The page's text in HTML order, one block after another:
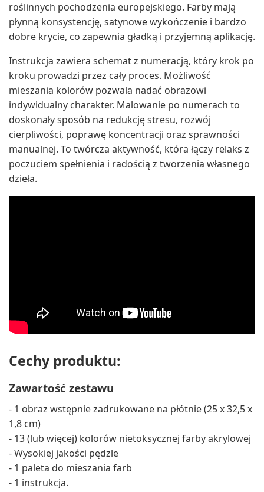
roślinnych pochodzenia europejskiego. Farby mają
płynną konsystencję, satynowe wykończenie i bardzo
dobre krycie, co zapewnia gładką i przyjemną aplikację.
Instrukcja zawiera schemat z numeracją, który krok po
kroku prowadzi przez cały proces. Możliwość
mieszania kolorów pozwala nadać obrazowi
indywidualny charakter. Malowanie po numerach to
doskonały sposób na redukcję stresu, rozwój
cierpliwości, poprawę koncentracji oraz sprawności
manualnej. To twórcza aktywność, która łączy relaks z
poczuciem spełnienia i radością z tworzenia własnego
dzieła.
Cechy produktu:
Zawartość zestawu
- 1 obraz wstępnie zadrukowane na płótnie (25 x 32,5 x
1,8 cm)
- 13 (lub więcej) kolorów nietoksycznej farby akrylowej
- Wysokiej jakości pędzle
- 1 paleta do mieszania farb
- 1 instrukcja.